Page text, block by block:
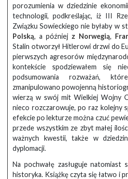
porozumienia w dziedzinie
technologii, podkreślając, iż III
Związku Sowieckiego nie byłaby w
Polską, a później z Norwegią,
Stalin otworzył Hitlerowi drzwi do
pierwszych agresorów
kontekście spodziewałem się
podsumowania rozważań,
zmanipulowano powojenną
wierzą w swój mit Wielkiej Wojny
nieco rozczarowuje, po raz kolejny
efekcie po lekturze można czuć
przede wszystkim ze zbyt małej
ważnych kwestii, także w
dyplomacji.
Na pochwałę zasługuje natomiast
historyka. Książkę czyta się łatwo i